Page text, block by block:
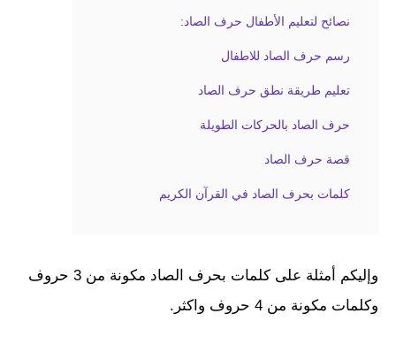
نصائح لتعليم الأطفال حرف الصاد:
رسم حرف الصاد للاطفال
تعليم طريقة نطق حرف الصاد
حرف الصاد بالحركات الطويلة
قصة حرف الصاد
كلمات بحرف الصاد في القرآن الكريم
وإليكم أمثلة على كلمات بحرف الصاد مكونة من 3 حروف
وكلمات مكونة من 4 حروف واكثر.